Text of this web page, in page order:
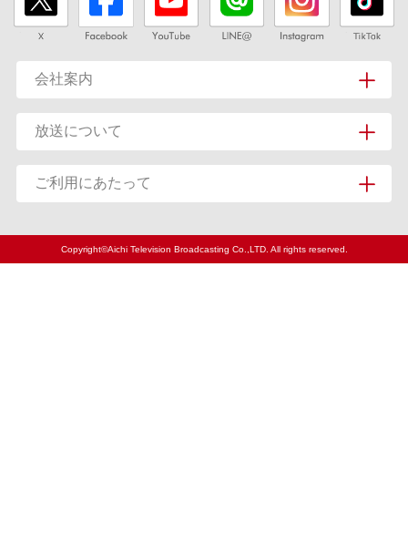
会社案内
放送について
ご利用にあたって
Copyright©Aichi Television Broadcasting Co.,LTD. All rights reserved.